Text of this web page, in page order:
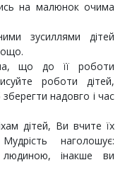
на малюнок очима
зусиллями дітей
що до її роботи
роботи дітей,
надовго і час
дітей, Ви вчите їх
наголошує:
людиною, інакше ви